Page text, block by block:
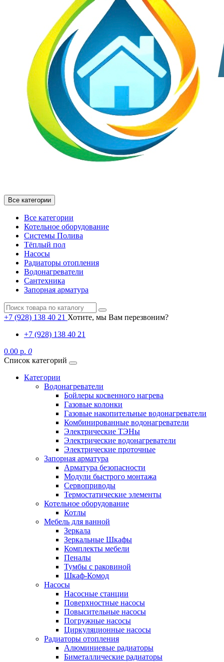
Все категории
Все категории
Котельное оборудование
Системы Полива
Тёплый пол
Насосы
Радиаторы отопления
Водонагреватели
Сантехника
Запорная арматура
+7 (928) 138 40 21 Хотите, мы Вам перезвоним?
+7 (928) 138 40 21
0.00 р. 0
Список категорий
Категории
Водонагреватели
Бойлеры косвенного нагрева
Газовые колонки
Газовые накопительные водонагреватели
Комбинированные водонагреватели
Электрические ТЭНы
Электрические водонагреватели
Электрические проточные
Запорная арматура
Арматура безопасности
Модули быстрого монтажа
Сервоприводы
Термостатические элементы
Котельное оборудование
Котлы
Мебель для ванной
Зеркала
Зеркальные Шкафы
Комплекты мебели
Пеналы
Тумбы с раковиной
Шкаф-Комод
Насосы
Насосные станции
Поверхностные насосы
Повысительные насосы
Погружные насосы
Циркуляционные насосы
Радиаторы отопления
Алюминиевые радиаторы
Биметаллические радиаторы